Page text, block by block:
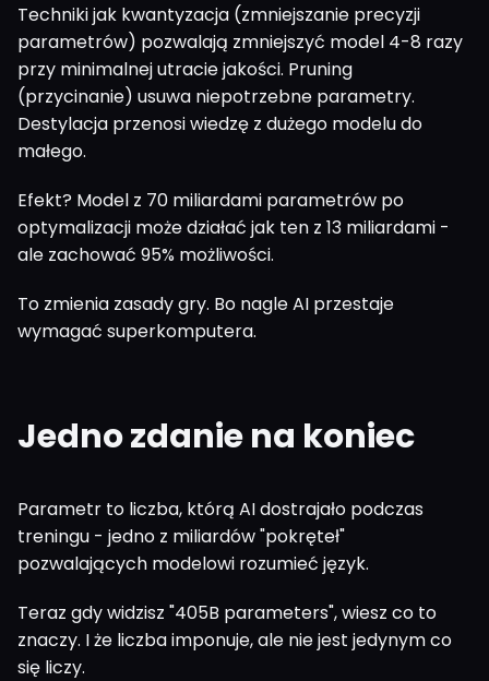
Techniki jak kwantyzacja (zmniejszanie precyzji
parametrów) pozwalają zmniejszyć model 4-8 razy
przy minimalnej utracie jakości. Pruning
(przycinanie) usuwa niepotrzebne parametry.
Destylacja przenosi wiedzę z dużego modelu do
małego.
Efekt? Model z 70 miliardami parametrów po
optymalizacji może działać jak ten z 13 miliardami -
ale zachować 95% możliwości.
To zmienia zasady gry. Bo nagle AI przestaje
wymagać superkomputera.
Jedno zdanie na koniec
Parametr to liczba, którą AI dostrajało podczas
treningu - jedno z miliardów "pokręteł"
pozwalających modelowi rozumieć język.
Teraz gdy widzisz "405B parameters", wiesz co to
znaczy. I że liczba imponuje, ale nie jest jedynym co
się liczy.